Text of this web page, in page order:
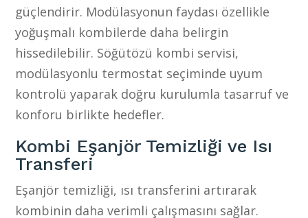
güçlendirir. Modülasyonun faydası özellikle
yoğuşmalı kombilerde daha belirgin
hissedilebilir. Söğütözü kombi servisi,
modülasyonlu termostat seçiminde uyum
kontrolü yaparak doğru kurulumla tasarruf ve
konforu birlikte hedefler.
Kombi Eşanjör Temizliği ve Isı
Transferi
Eşanjör temizliği, ısı transferini artırarak
kombinin daha verimli çalışmasını sağlar.